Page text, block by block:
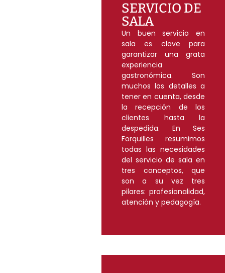
SERVICIO DE
SALA
Un buen servicio en
sala es clave para
garantizar una grata
experiencia
gastronómica. Son
muchos los detalles a
tener en cuenta, desde
la recepción de los
clientes hasta la
despedida. En Ses
Forquilles resumimos
todas las necesidades
del servicio de sala en
tres conceptos, que
son a su vez tres
pilares: profesionalidad,
atención y pedagogía.